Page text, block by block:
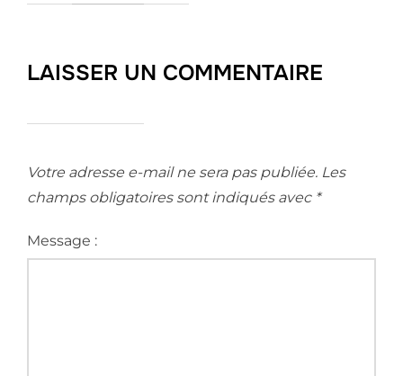
LAISSER UN COMMENTAIRE
Votre adresse e-mail ne sera pas publiée. Les
champs obligatoires sont indiqués avec *
Message :